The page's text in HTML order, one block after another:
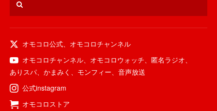
オモコロ公式、 オモコロチャンネル
オモコロチャンネル、 オモコロウォッチ、 匿名ラジオ、
ありスパ、 かまみく 、 モンフィー、 音声放送
公式instagram
オモコロストア